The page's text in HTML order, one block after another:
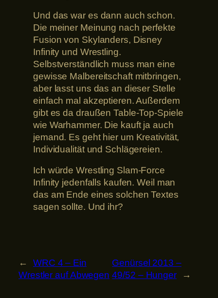
Und das war es dann auch schon.
Die meiner Meinung nach perfekte
Fusion von Skylanders, Disney
Infinity und Wrestling.
Selbstverständlich muss man eine
gewisse Malbereitschaft mitbringen,
aber lasst uns das an dieser Stelle
einfach mal akzeptieren. Außerdem
gibt es da draußen Table-Top-Spiele
wie Warhammer. Die kauft ja auch
jemand. Es geht hier um Kreativität,
Individualität und Schlägereien.
Ich würde Wrestling Slam-Force
Infinity jedenfalls kaufen. Weil man
das am Ende eines solchen Textes
sagen sollte. Und ihr?
←
WRC 4 – Ein
Wrestler auf Abwegen
Genürsel 2013 –
49/52 – Hunger
→